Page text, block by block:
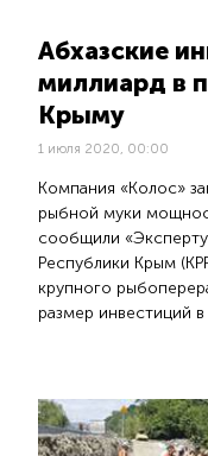
Абхазские
миллиард в
Крыму
1 июля 2020, 00:00
Компания «Колос»
рыбной муки
сообщили
Республики Крым
крупного
размер инвестиций